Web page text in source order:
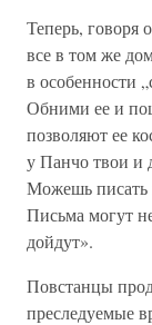
Теперь, говоря
все в том же
в особенности
Обними ее и
позволяют ее
у Панчо твои и
Можешь писать
Письма могут
дойдут».
Повстанцы
преследуемые